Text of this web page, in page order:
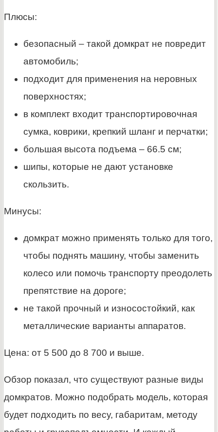
Плюсы:
безопасный – такой домкрат не повредит
автомобиль;
подходит для применения на неровных
поверхностях;
в комплект входит транспортировочная
сумка, коврики, крепкий шланг и перчатки;
большая высота подъема – 66.5 см;
шипы, которые не дают установке
скользить.
Минусы:
домкрат можно применять только для того,
чтобы поднять машину, чтобы заменить
колесо или помочь транспорту преодолеть
препятствие на дороге;
не такой прочный и износостойкий, как
металлические варианты аппаратов.
Цена: от 5 500 до 8 700 и выше.
Обзор показал, что существуют разные виды
домкратов. Можно подобрать модель, которая
будет подходить по весу, габаритам, методу